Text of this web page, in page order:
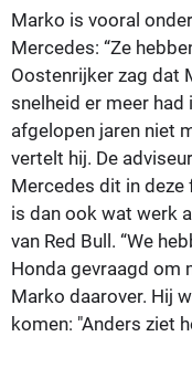
Marko is vooral
Mercedes: “Ze
Oostenrijker zag dat
snelheid er meer had
afgelopen jaren niet
vertelt hij. De
Mercedes dit in deze
is dan ook wat werk
van Red Bull. “We
Honda gevraagd om
Marko daarover. Hij
komen: "Anders ziet